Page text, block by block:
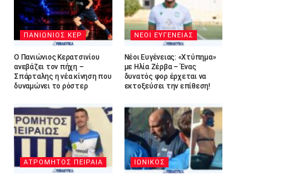
ΠΑΝΙΩΝΙΟΣ ΚΕΡ
Ο Πανιώνιος Κερατσινίου
ανεβάζει τον πήχη –
Σπάρταλης η νέα κίνηση που
δυναμώνει το ρόστερ
ΝΕΟΙ ΕΥΓΕΝΕΙΑΣ
Νέοι Ευγένειας: «Χτύπημα»
με Ηλία Ζέρβα – Ένας
δυνατός φορ έρχεται να
εκτοξεύσει την επίθεση!
ΑΤΡΟΜΗΤΟΣ ΠΕΙΡΑΙΑ ΙΩΝΙΚΟΣ